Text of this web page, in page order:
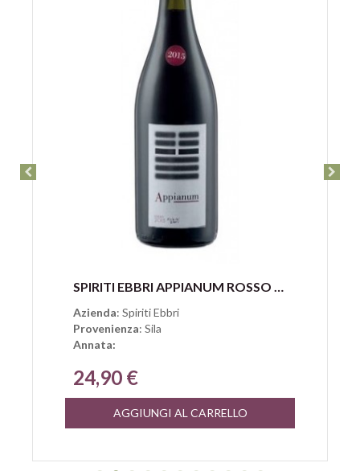
Anteprima SPIRITI EBBRI APPIANUM ROSSO CALABRIA IGT
Azienda: Spiriti Ebbri
Provenienza: Sila
Annata:
24,90 €
AGGIUNGI AL CARRELLO